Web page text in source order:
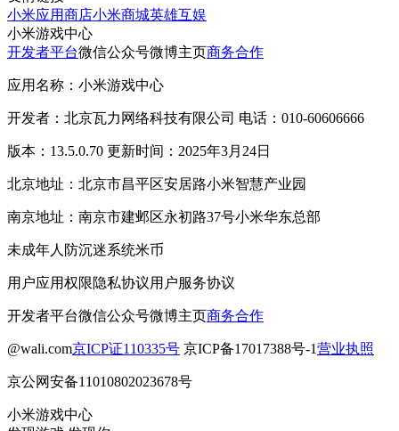
小米应用商店小米商城英雄互娱
小米游戏中心
开发者平台微信公众号微博主页商务合作
应用名称：小米游戏中心
开发者：北京瓦力网络科技有限公司 电话：010-60606666
版本：13.5.0.70 更新时间：2025年3月24日
北京地址：北京市昌平区安居路小米智慧产业园
南京地址：南京市建邺区永初路37号小米华东总部
未成年人防沉迷系统米币
用户应用权限隐私协议用户服务协议
开发者平台微信公众号微博主页商务合作
@wali.com京ICP证110335号 京ICP备17017388号-1营业执照
京公网安备11010802023678号
小米游戏中心